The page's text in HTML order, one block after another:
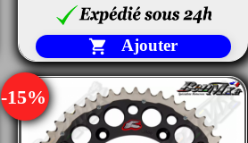
 Ajouter
-15%